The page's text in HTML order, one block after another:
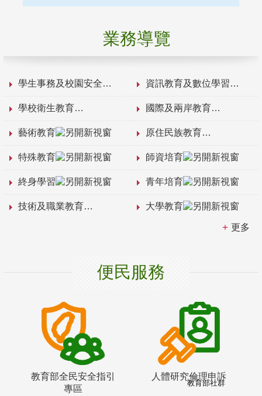
業務導覽
學生事務及校園安全 資訊教育及數位學習
學校衛生教育 國際及兩岸教育
藝術教育 原住民族教育
特殊教育 師資培育
終身學習 青年培育
技術及職業教育 大學教育
更多
便民服務
教育部全民安全指引
專區
人體研究倫理申訴
教育部社群